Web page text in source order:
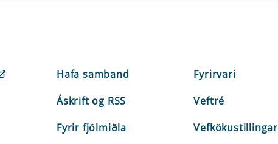
Hafa samband
Áskrift og RSS
Fyrir fjölmiðla
Fyrirvari
Veftré
Vefkökustillingar